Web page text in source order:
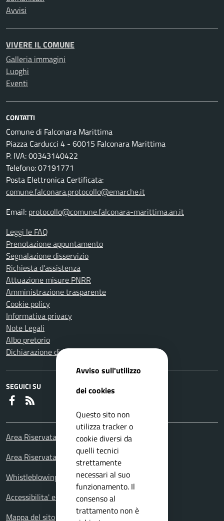
Avvisi
VIVERE IL COMUNE
Galleria immagini
Luoghi
Eventi
CONTATTI
Comune di Falconara Marittima
Piazza Carducci 4 - 60015 Falconara Marittima
P. IVA: 00343140422
Telefono: 07191771
Posta Elettronica Certificata:
comune.falconara.protocollo@emarche.it
Email: protocollo@comune.falconara-marittima.an.it
Leggi le FAQ
Prenotazione appuntamento
Segnalazione disservizio
Richiesta d'assistenza
Attuazione misure PNRR
Amministrazione trasparente
Cookie policy
Informativa privacy
Note Legali
Albo pretorio
Dichiarazione di accessibilità
SEGUICI SU
Faceboook
Area Riservata Consiglieri Comunali
Area Riservata Polizia Locale
Whistleblowing – Segnalazioni illeciti
Accessibilita' e meccanismo di feedback
Mappa del sito
Avviso sull'utilizzo
dei cookies
Questo sito non
utilizza tracker o
cookie diversi da
quelli tecnici
strettamente
necessari al suo
funzionamento. Il
consenso al
trattamento non è